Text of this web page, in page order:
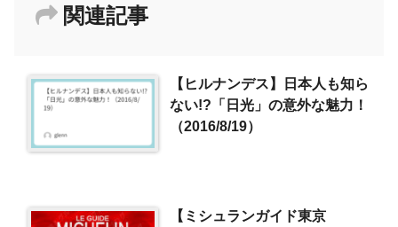
関連記事
【ヒルナンデス】日本人も知ら
ない!?「日光」の意外な魅力！
（2016/8/19）
【ミシュランガイド東京